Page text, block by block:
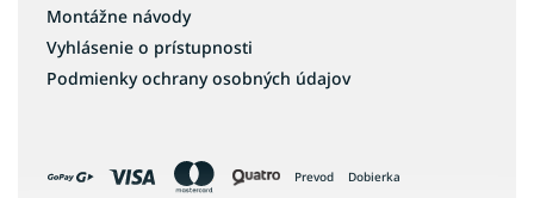
Montážne návody
Vyhlásenie o prístupnosti
Podmienky ochrany osobných údajov
Prevod Dobierka